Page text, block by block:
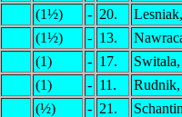
(1½) - 20.
(1½) - 13.
(1) - 17.
(1) - 11.
(½) - 21.